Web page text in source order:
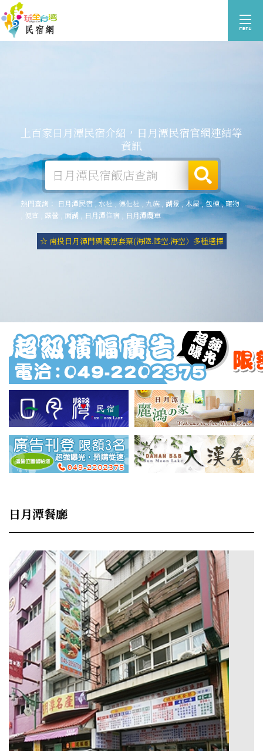
上百家日月潭民宿介紹，日月潭民宿官網連結等
資訊
熱門查詢： 日月潭民宿 水社,德化社,九族 湖景,木屋,包棟,寵物
便宜 露營 面湖 日月潭住宿 日月潭纜車
☆ 南投日月潭門票優惠套票(海陸.陸空.海空）多種選擇
日月潭餐廳